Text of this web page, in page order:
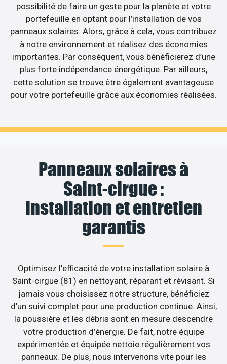
possibilité de faire un geste pour la planète et votre
portefeuille en optant pour l’installation de vos
panneaux solaires. Alors, grâce à cela, vous contribuez
à notre environnement et réalisez des économies
importantes. Par conséquent, vous bénéficierez d’une
plus forte indépendance énergétique. Par ailleurs,
cette solution se trouve être également avantageuse
pour votre portefeuille grâce aux économies réalisées.
Panneaux solaires à
Saint-cirgue :
installation et entretien
garantis
Optimisez l’efficacité de votre installation solaire à
Saint-cirgue (81) en nettoyant, réparant et révisant. Si
jamais vous choisissez notre structure, bénéficiez
d’un suivi complet pour une production continue. Ainsi,
la poussière et les débris sont en mesure descendre
votre production d’énergie. De fait, notre équipe
expérimentée et équipée nettoie régulièrement vos
panneaux. De plus, nous intervenons vite pour les